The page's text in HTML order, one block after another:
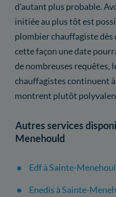
d'autant plus probable.
initiée au plus tôt est
plombier chauffagiste dès
cette façon une date
de nombreuses requêtes,
chauffagistes continuent
montrent plutôt
Autres services
Menehould
Edf à Sainte-
Enedis à Sainte-